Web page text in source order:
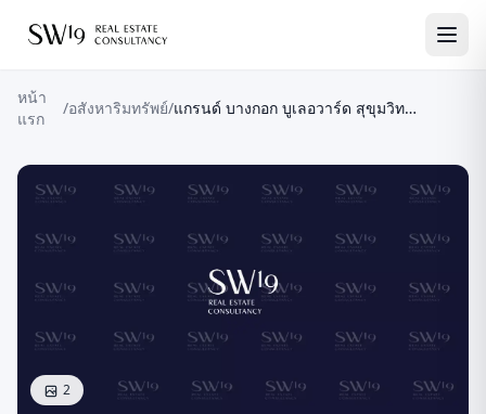
หน้า
แรก
/อสังหาริมทรัพย์/แกรนด์ บางกอก บูเลอวาร์ด สุขุมวิท
2